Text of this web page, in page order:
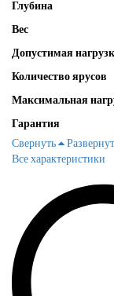
Глубина
Вес
Допустимая
Количество ярусов
Максимальная
Гарантия
Свернуть
Все характеристики